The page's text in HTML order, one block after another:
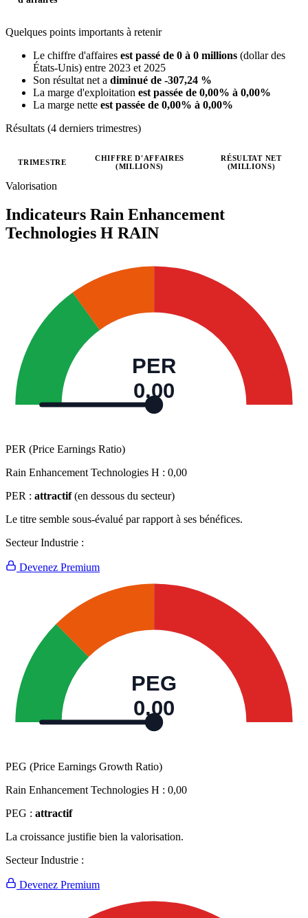
Quelques points importants à retenir
Le chiffre d'affaires est passé de 0 à 0 millions (dollar des
États-Unis) entre 2023 et 2025
Son résultat net a diminué de -307,24 %
La marge d'exploitation est passée de 0,00% à 0,00%
La marge nette est passée de 0,00% à 0,00%
Résultats (4 derniers trimestres)
Valeurs trimestrielles en millions (dollar des États-Unis)
TRIMESTRE
CHIFFRE D'AFFAIRES
(MILLIONS)
RÉSULTAT NET
(MILLIONS)
Valorisation
Indicateurs Rain Enhancement
Technologies H RAIN
PER
0,00
PER (Price Earnings Ratio)
Rain Enhancement Technologies H : 0,00
PER : attractif (en dessous du secteur)
Le titre semble sous-évalué par rapport à ses bénéfices.
Secteur Industrie :
Devenez Premium
PEG
0,00
PEG (Price Earnings Growth Ratio)
Rain Enhancement Technologies H : 0,00
PEG : attractif
La croissance justifie bien la valorisation.
Secteur Industrie :
Devenez Premium